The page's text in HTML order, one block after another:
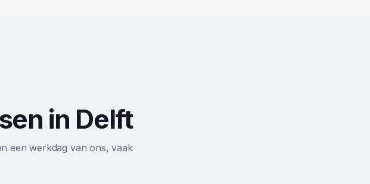
in Delft
een werkdag van ons, vaak